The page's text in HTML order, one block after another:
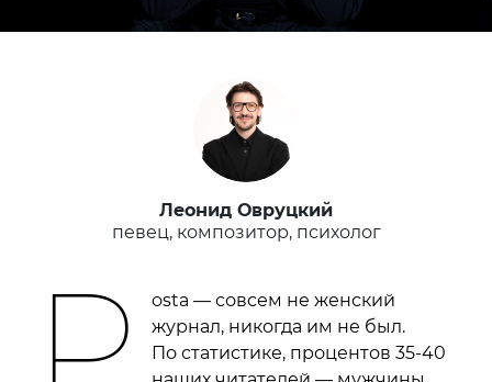
Леонид Овруцкий
певец, композитор, психолог
P
osta — совсем не женский
журнал, никогда им не был.
По статистике, процентов 35-40